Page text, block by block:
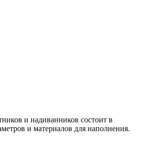
и надиванников состоит в
и материалов для наполнения.